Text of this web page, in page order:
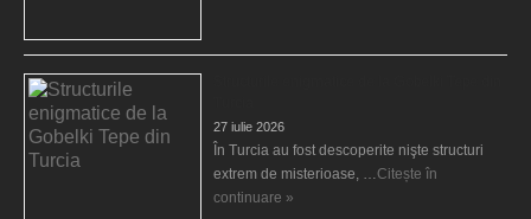
27 iulie 2026
În Turcia au fost descoperite nişte structuri
extrem de misterioase, … Citește în
continuare »